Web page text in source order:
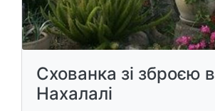
Схованка зі зброєю в
Нахалалі